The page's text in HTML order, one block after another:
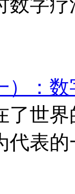
数字
）：
了世
代表